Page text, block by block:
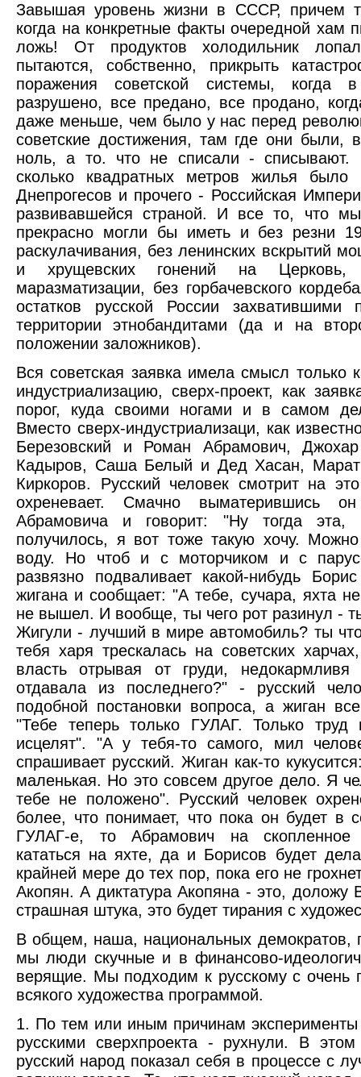
Завышая уровень жизни в СССР, причем
когда на конкретные факты очередной хам
ложь! От продуктов холодильник
пытаются, собственно, прикрыть
поражения советской системы,
разрушено, все предано, все продано,
даже меньше, чем было у нас перед
советские достижения, там где они были,
ноль, а то. что не списали -
сколько квадратных метров жилья было
Днепрогесов и прочего - Российская
развивавшейся страной. И все то, что
прекрасно могли бы иметь и без резни
раскулачивания, без ленинских вскрытий
и хрущевских гонений на Церковь,
маразматизации, без горбачевского
остатков русской России захватившими
территории этнобандитами (да и на
положении заложников).
Вся советская заявка имела смысл только
индустриализацию, сверх-проект, как
порог, куда своими ногами и в самом
Вместо сверх-индустриализаци, как
Березовский и Роман Абрамович,
Кадыров, Саша Белый и Дед Хасан,
Киркоров. Русский человек смотрит на
охреневает. Смачно выматерившись
Абрамовича и говорит: "Ну тогда
получилось, я вот тоже такую хочу.
воду. Но чтоб и с моторчиком и с
развязно подваливает какой-нибудь
жигана и сообщает: "А тебе, сучара, яхта
не вышел. И вообще, ты чего рот разинул -
Жигули - лучший в мире автомобиль? ты
тебя харя трескалась на советских
власть отрывая от груди,
отдавала из последнего?" - русский
подобной постановки вопроса, а жиган
"Тебе теперь только ГУЛАГ. Только труд
исцелят". "А у тебя-то самого, мил
спрашивает русский. Жиган как-то
маленькая. Но это совсем другое дело. Я
тебе не положено". Русский человек
более, что понимает, что пока он будет в
ГУЛАГ-е, то Абрамович на скопленное
кататься на яхте, да и Борисов будет
крайней мере до тех пор, пока его не
Акопян. А диктатура Акопяна - это, доложу
страшная штука, это будет тирания с
В общем, наша, национальных демократов,
мы люди скучные и в финансово-
верящие. Мы подходим к русскому с очень
всякого художества программой.
1. По тем или иным причинам
русскими сверхпроекта - рухнули. В
русский народ показал себя в процессе с